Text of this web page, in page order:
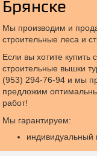
Брянске
Мы производим и
строительные леса и
Если вы хотите купить
строительные вышки
(953) 294-76-94 и мы
предложим
работ!
Мы гарантируем:
индивидуальный